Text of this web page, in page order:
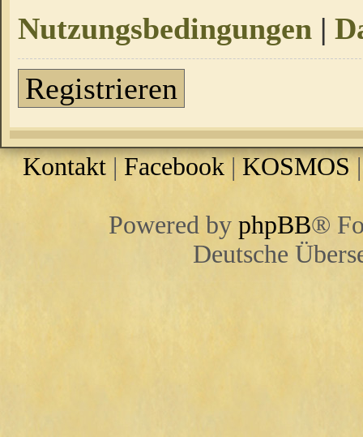
Nutzungsbedingungen |
Registrieren
Kontakt | Facebook |KOSMOS
Powered by phpBB®
Deutsche